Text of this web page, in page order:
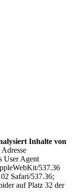
Inhalte von
User Agent
537.36
Safari/537.36;
auf Platz 32 der